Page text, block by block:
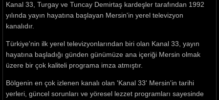
Kanal 33, Turgay ve Tuncay Demirtaş kardeşler tarafından 1992
yılında yayın hayatına başlayan Mersin'in yerel televizyon
kanalıdır.
Türkiye'nin ilk yerel televizyonlarından biri olan Kanal 33, yayın
hayatına başladığı günden günümüze ana içeriği Mersin olmak
üzere bir çok kaliteli programa imza atmıştır.
Bölgenin en çok izlenen kanalı olan 'Kanal 33' Mersin'in tarihi
yerleri, güncel sorunları ve yöresel lezzet programları sayesinde